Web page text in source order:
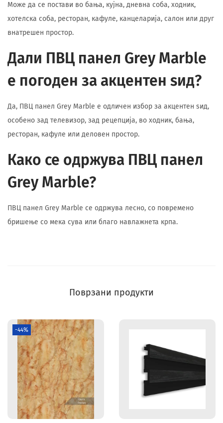
Може да се постави во бања, кујна, дневна соба, ходник,
хотелска соба, ресторан, кафуле, канцеларија, салон или друг
внатрешен простор.
Дали ПВЦ панел Grey Marble
е погоден за акцентен ѕид?
Да, ПВЦ панел Grey Marble е одличен избор за акцентен ѕид,
особено зад телевизор, зад рецепција, во ходник, бања,
ресторан, кафуле или деловен простор.
Како се одржува ПВЦ панел
Grey Marble?
ПВЦ панел Grey Marble се одржува лесно, со повремено
бришење со мека сува или благо навлажнета крпа.
Поврзани продукти
-44%